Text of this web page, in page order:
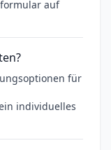
auf
für
individuelles